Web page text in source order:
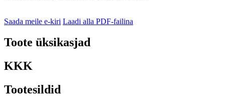
Saada meile e-kiri Laadi alla PDF-failina
Toote üksikasjad
KKK
Tootesildid